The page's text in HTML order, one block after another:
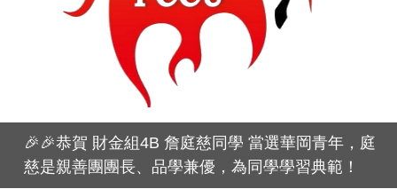
🎉🎉恭賀 財金組4B 詹庭慈同學 當選華岡青年，庭
慈是親善團團長、品學兼優，為同學學習典範！